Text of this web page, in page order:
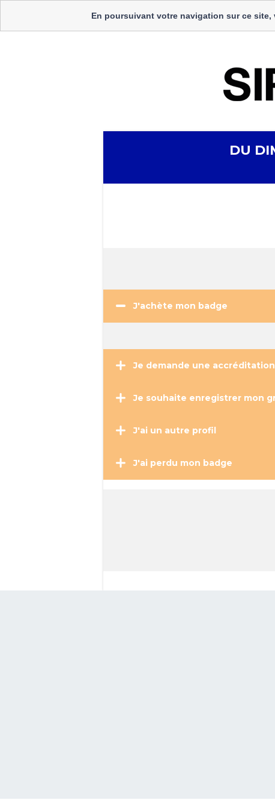
DU
J'achète mon badge
Je demande une
Je souhaite enregistrer mon
J'ai un autre profil
J'ai perdu mon badge
En poursuivant votre navigation sur ce